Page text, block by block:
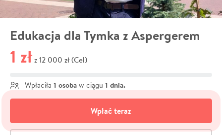
Edukacja dla Tymka z Aspergerem
1 zł z 12 000 zł (Cel)
Wpłaciła 1 osoba w ciągu 1 dnia.
Wpłać teraz